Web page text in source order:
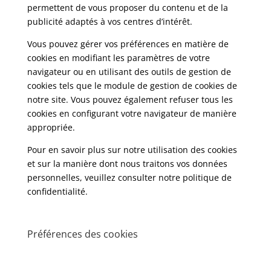
permettent de vous proposer du contenu et de la
publicité adaptés à vos centres d’intérêt.
Vous pouvez gérer vos préférences en matière de
cookies en modifiant les paramètres de votre
navigateur ou en utilisant des outils de gestion de
cookies tels que le module de gestion de cookies de
notre site. Vous pouvez également refuser tous les
cookies en configurant votre navigateur de manière
appropriée.
Pour en savoir plus sur notre utilisation des cookies
et sur la manière dont nous traitons vos données
personnelles, veuillez consulter notre politique de
confidentialité.
Préférences des cookies